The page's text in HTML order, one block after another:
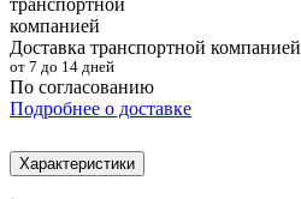
Доставка транспортной компанией
от 7 до 14 дней
По согласованию
Подробнее о доставке
Характеристики